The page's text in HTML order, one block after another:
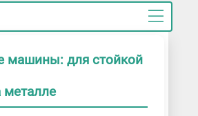
машины: для стойкой
металле